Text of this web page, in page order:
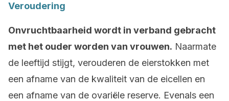
Veroudering
Onvruchtbaarheid wordt in verband gebracht
met het ouder worden van vrouwen. Naarmate
de leeftijd stijgt, verouderen de eierstokken met
een afname van de kwaliteit van de eicellen en
een afname van de ovariële reserve. Evenals een